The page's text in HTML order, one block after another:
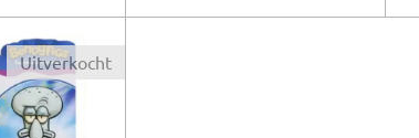
Uitverkocht